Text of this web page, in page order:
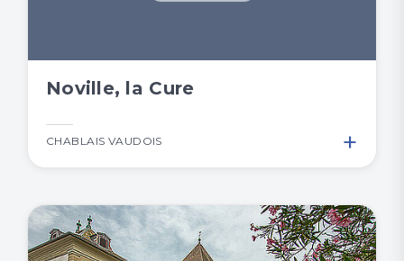
Noville, la Cure
CHABLAIS VAUDOIS +